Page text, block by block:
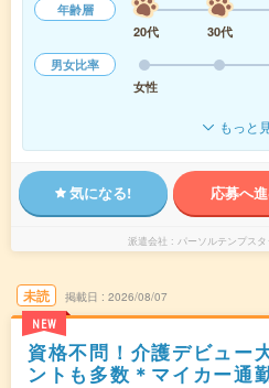
年齢層
20代
30代
男女比率
女性
もっと
気になる! 応募へ
派遣会社 パーソルテンプス
未読
NEW
掲載日 2026/08/07
資格不問！介護デビュー
ントも多数＊マイカー通